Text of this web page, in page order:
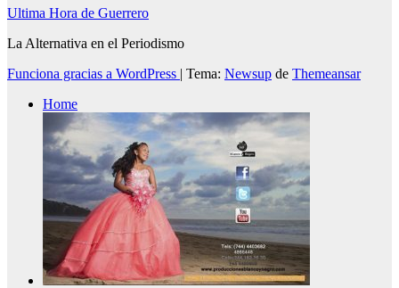
Ultima Hora de Guerrero
La Alternativa en el Periodismo
Funciona gracias a WordPress | Tema: Newsup de Themeansar
Home